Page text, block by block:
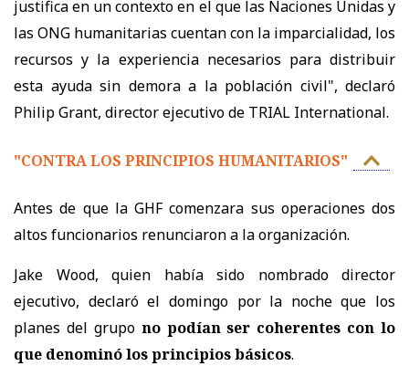
justifica en un contexto en el que las Naciones Unidas y
las ONG humanitarias cuentan con la imparcialidad, los
recursos y la experiencia necesarios para distribuir
esta ayuda sin demora a la población civil", declaró
Philip Grant, director ejecutivo de TRIAL International.
"CONTRA LOS PRINCIPIOS HUMANITARIOS"
Antes de que la GHF comenzara sus operaciones dos
altos funcionarios renunciaron a la organización.
Jake Wood, quien había sido nombrado director
ejecutivo, declaró el domingo por la noche que los
planes del grupo no podían ser coherentes con lo
que denominó los principios básicos.